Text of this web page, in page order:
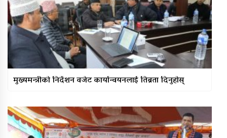
मुख्यमन्त्रीको निर्देशन वजेट कार्यान्वयनलाई तिब्रता दिनुहोस्